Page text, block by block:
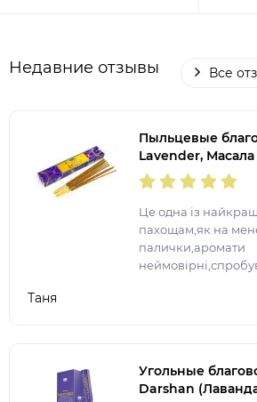
Недавние отзывы Все
Пыльцевые
Lavender, Масала
(Натуральная
Це одна із
пахощам,як на
палички,аромати
запалення ще на
Таня
Угольные
Darshan